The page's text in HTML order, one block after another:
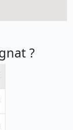
?